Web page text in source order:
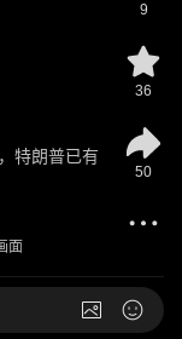
特朗普已有
面
9
36
50